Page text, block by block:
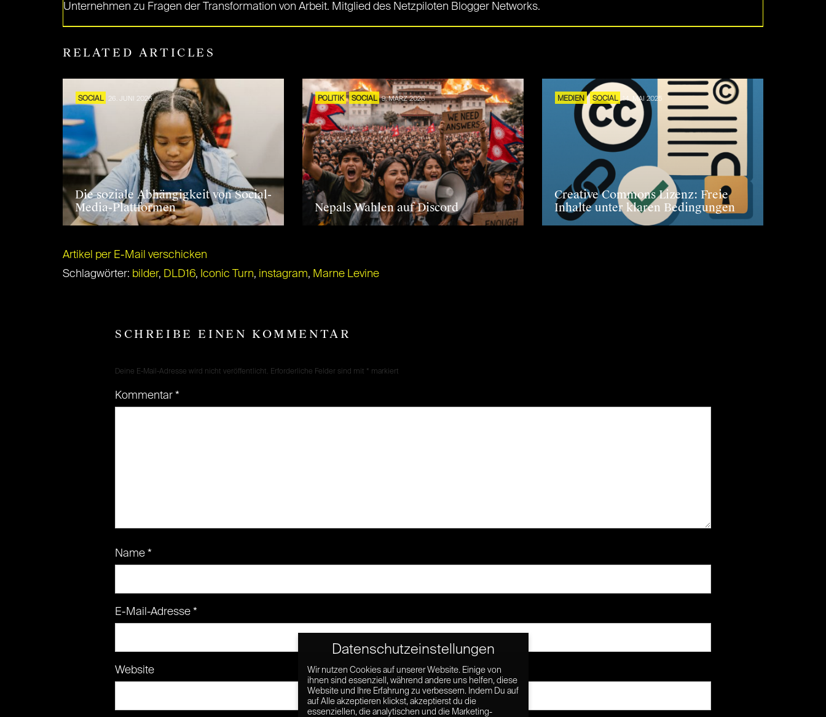
Unternehmen zu Fragen der Transformation von Arbeit. Mitglied des Netzpiloten Blogger Networks.
RELATED ARTICLES
SOCIAL 26. JUNI 2026
Die soziale Abhängigkeit von Social-
Media-Plattformen
POLITIK SOCIAL 9. MÄRZ 2026
Nepals Wahlen auf Discord
MEDIEN SOCIAL 14. MAI 2025
Creative Commons Lizenz: Freie
Inhalte unter klaren Bedingungen
Artikel per E-Mail verschicken
Schlagwörter: bilder, DLD16, Iconic Turn, instagram, Marne Levine
SCHREIBE EINEN KOMMENTAR
Deine E-Mail-Adresse wird nicht veröffentlicht. Erforderliche Felder sind mit * markiert
Kommentar *
Name *
E-Mail-Adresse *
Website
Datenschutzeinstellungen
Wir nutzen Cookies auf unserer Website. Einige von
ihnen sind essenziell, während andere uns helfen, diese
Website und Ihre Erfahrung zu verbessern. Indem Du auf
auf Alle akzeptieren klickst, akzeptierst du die
essenziellen, die analytischen und die Marketing-